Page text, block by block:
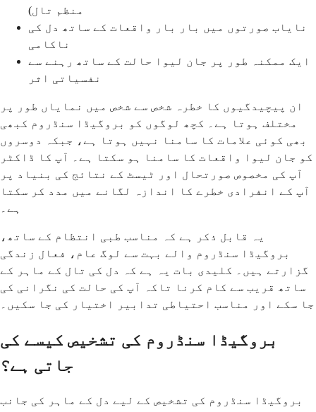
منظم تال)
نایاب صورتوں میں بار بار واقعات کے ساتھ دل کی
ناکامی
ایک ممکنہ طور پر جان لیوا حالت کے ساتھ رہنے سے
نفسیاتی اثر
ان پیچیدگیوں کا خطرہ شخص سے شخص میں نمایاں طور پر
مختلف ہوتا ہے۔ کچھ لوگوں کو بروگیڈا سنڈروم کبھی
بھی کوئی علامات کا سامنا نہیں ہوتا ہے، جبکہ دوسروں
کو جان لیوا واقعات کا سامنا ہو سکتا ہے۔ آپ کا ڈاکٹر
آپ کی مخصوص صورتحال اور ٹیسٹ کے نتائج کی بنیاد پر
آپ کے انفرادی خطرے کا اندازہ لگانے میں مدد کر سکتا
ہے۔
یہ قابل ذکر ہے کہ مناسب طبی انتظام کے ساتھ،
بروگیڈا سنڈروم والے بہت سے لوگ عام، فعال زندگی
گزارتے ہیں۔ کلیدی بات یہ ہے کہ دل کی تال کے ماہر کے
ساتھ قریب سے کام کرنا تاکہ آپ کی حالت کی نگرانی کی
جا سکے اور مناسب احتیاطی تدابیر اختیار کی جا سکیں۔
بروگیڈا سنڈروم کی تشخیص کیسے کی
جاتی ہے؟
بروگیڈا سنڈروم کی تشخیص کے لیے دل کے ماہر کی جانب